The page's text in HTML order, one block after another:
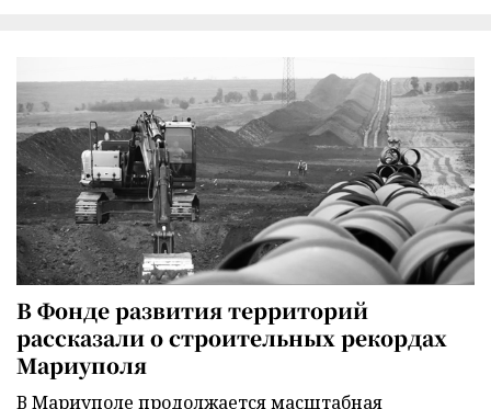
В Фонде развития территорий
рассказали о строительных рекордах
Мариуполя
В Мариуполе продолжается масштабная